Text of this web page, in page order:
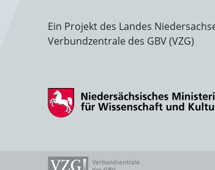
Ein Projekt des Landes
Verbundzentrale des GBV (VZG)